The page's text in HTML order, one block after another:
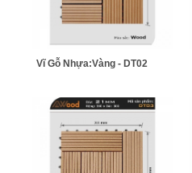
Vĩ Gỗ Nhựa:Vàng - DT02